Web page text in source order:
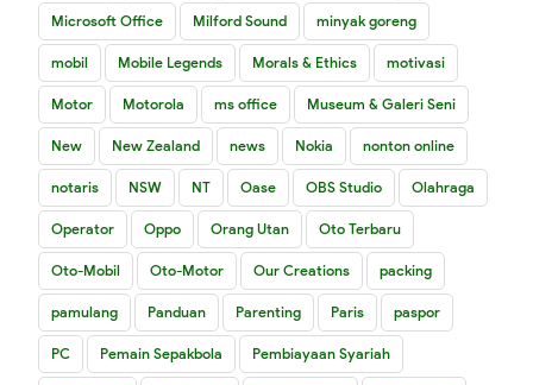
Microsoft Office Milford Sound minyak goreng
mobil Mobile Legends Morals & Ethics motivasi
Motor Motorola ms office Museum & Galeri Seni
New New Zealand news Nokia nonton online
notaris NSW NT Oase OBS Studio Olahraga
Operator Oppo Orang Utan Oto Terbaru
Oto-Mobil Oto-Motor Our Creations packing
pamulang Panduan Parenting Paris paspor
PC Pemain Sepakbola Pembiayaan Syariah